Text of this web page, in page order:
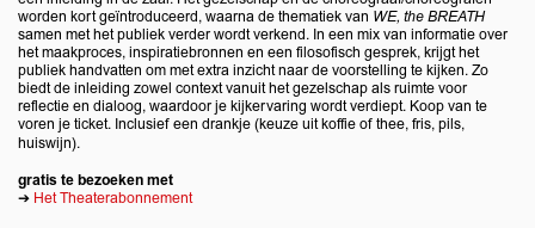
worden kort geïntroduceerd, waarna de thematiek van WE, the BREATH
samen met het publiek verder wordt verkend. In een mix van informatie over
het maakproces, inspiratiebronnen en een filosofisch gesprek, krijgt het
publiek handvatten om met extra inzicht naar de voorstelling te kijken. Zo
biedt de inleiding zowel context vanuit het gezelschap als ruimte voor
reflectie en dialoog, waardoor je kijkervaring wordt verdiept. Koop van te
voren je ticket. Inclusief een drankje (keuze uit koffie of thee, fris, pils,
huiswijn).
gratis te bezoeken met
➔ Het Theaterabonnement